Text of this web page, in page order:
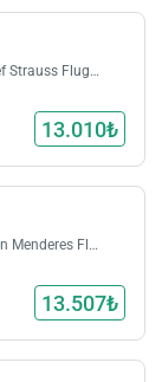
Franz Josef Strauss Flughafen
13.010₺
Izmir Adnan Menderes Flughafen
13.507₺